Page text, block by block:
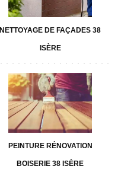
NETTOYAGE DE FAÇADES 38
ISÈRE
PEINTURE RÉNOVATION
BOISERIE 38 ISÈRE